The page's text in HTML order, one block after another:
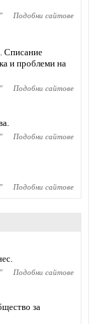
" Подобни сайтове
Списание
и проблеми на
" Подобни сайтове
" Подобни сайтове
" Подобни сайтове
" Подобни сайтове
за